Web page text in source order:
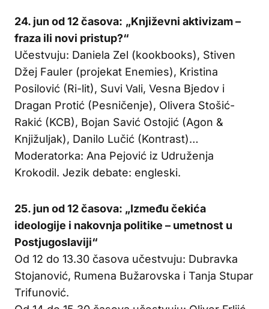
24. jun od 12 časova: „Književni aktivizam –
fraza ili novi pristup?“
Učestvuju: Daniela Zel (kookbooks), Stiven
Džej Fauler (projekat Enemies), Kristina
Posilović (Ri-lit), Suvi Vali, Vesna Bjedov i
Dragan Protić (Pesničenje), Olivera Stošić-
Rakić (KCB), Bojan Savić Ostojić (Agon &
Knjižuljak), Danilo Lučić (Kontrast)…
Moderatorka: Ana Pejović iz Udruženja
Krokodil. Jezik debate: engleski.
25. jun od 12 časova: „Između čekića
ideologije i nakovnja politike – umetnost u
Postjugoslaviji“
Od 12 do 13.30 časova učestvuju: Dubravka
Stojanović, Rumena Bužarovska i Tanja Stupar
Trifunović.